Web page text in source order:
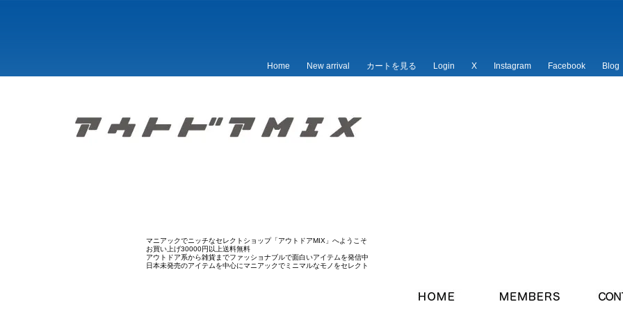
Home New arrival カートを見る Login X Instagram Facebook Blog
マニアックでニッチなセレクトショップ「アウトドアMIX」へようこそ
お買い上げ30000円以上送料無料
アウトドア系から雑貨までファッショナブルで面白いアイテムを発信中
日本未発売のアイテムを中心にマニアックでミニマルなモノをセレクト